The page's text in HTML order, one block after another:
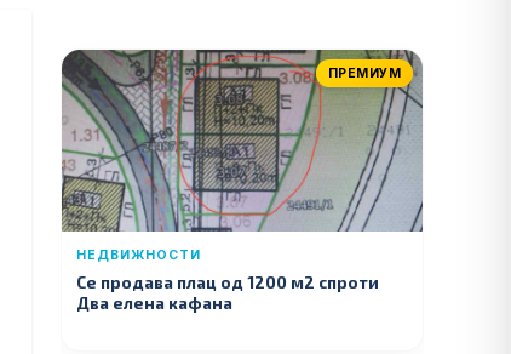
ПРЕМИУМ
НЕДВИЖНОСТИ
Се продава плац од 1200 м2 спроти
Два елена кафана